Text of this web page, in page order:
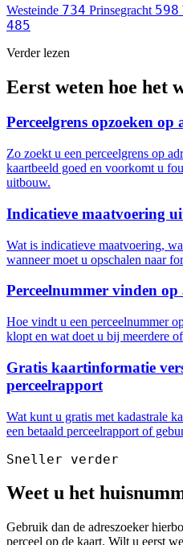
Westeinde 734 Prinsegracht 598
485
Verder lezen
Eerst weten hoe het
Perceelgrens opzoeken op
Zo zoekt u een perceelgrens op
kaartbeeld goed en voorkomt u
uitbouw.
Indicatieve maatvoering
Wat is indicatieve maatvoering,
wanneer moet u opschalen naar
Perceelnummer vinden op
Hoe vindt u een perceelnummer
klopt en wat doet u bij meerdere
Gratis kaartinformatie
perceelrapport
Wat kunt u gratis met kadastrale
een betaald perceelrapport of
Sneller verder
Weet u het
Gebruik dan de adreszoeker
perceel op de kaart. Wilt u eerst